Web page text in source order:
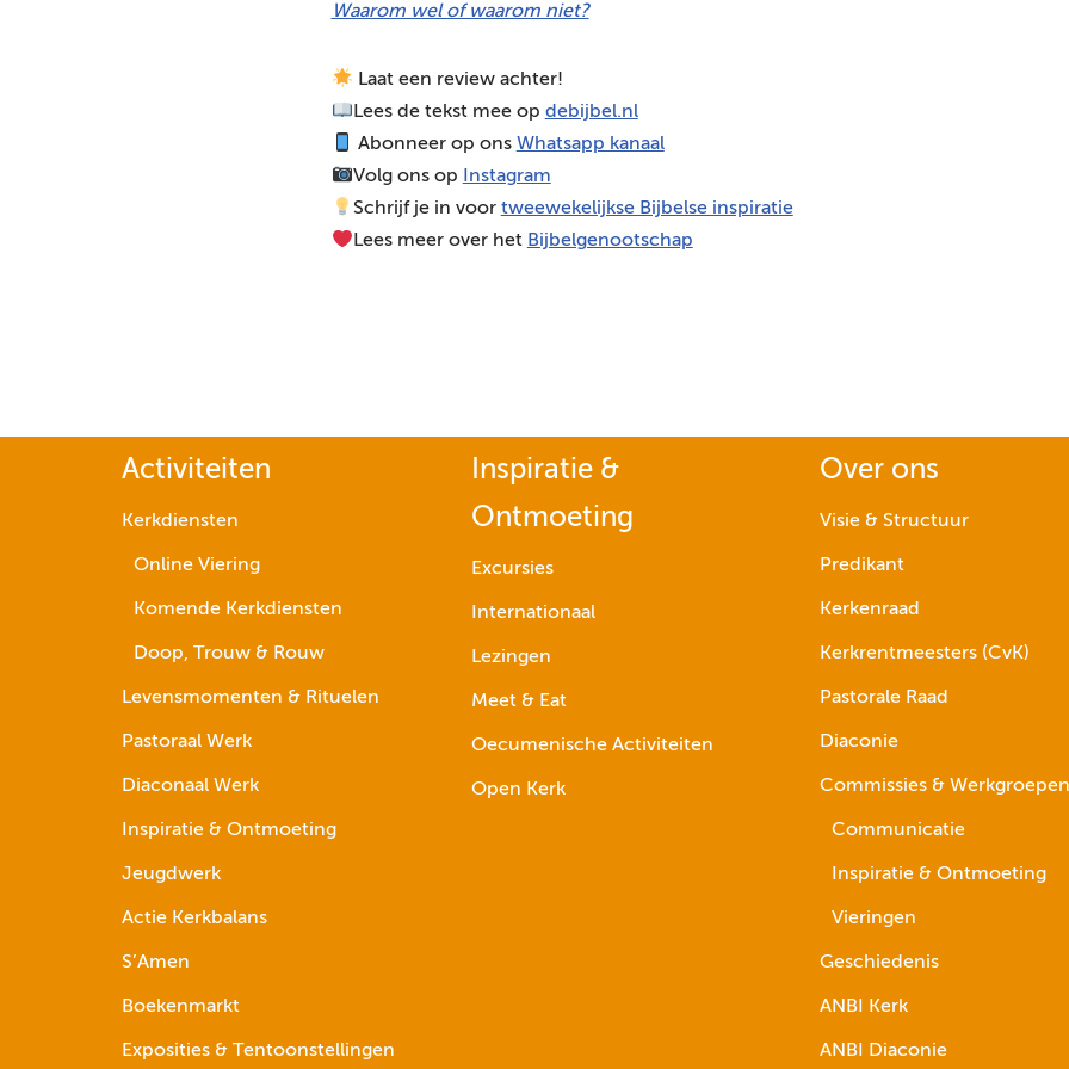
p
e
Waarom wel of waarom niet?
Laat een review achter!
Lees de tekst mee op debijbel.nl
Abonneer op ons Whatsapp kanaal
Volg ons op
Instagram
Schrijf je in voor tweewekelijkse Bijbelse inspiratie
Lees meer over het Bijbelgenootschap
Activiteiten
Kerkdiensten
Online Viering
Komende Kerkdiensten
Doop, Trouw & Rouw
Levensmomenten & Rituelen
Pastoraal Werk
Diaconaal Werk
Inspiratie & Ontmoeting
Jeugdwerk
Actie Kerkbalans
S’Amen
Boekenmarkt
Exposities & Tentoonstellingen
Inspiratie &
Ontmoeting
Excursies
Internationaal
Lezingen
Meet & Eat
Oecumenische Activiteiten
Open Kerk
Over ons
Visie & Structuur
Predikant
Kerkenraad
Kerkrentmeesters (CvK)
Pastorale Raad
Diaconie
Commissies & Werkgroepen
Communicatie
Inspiratie & Ontmoeting
Vieringen
Geschiedenis
ANBI Kerk
ANBI Diaconie